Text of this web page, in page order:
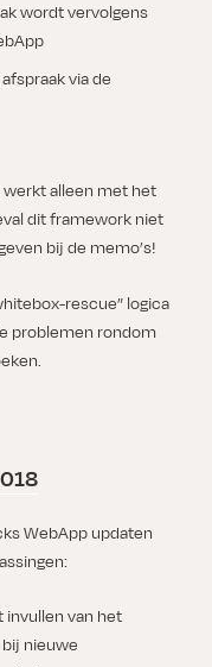
wordt vervolgens
via de
werkt alleen met het
dit framework niet
bij de memo’s!
rescue” logica
problemen rondom
WebApp updaten
van het
nieuwe